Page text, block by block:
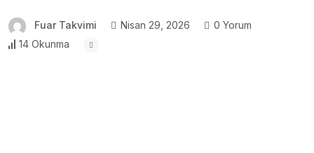
Fuar Takvimi Nisan 29, 2026
0 Yorum
14 Okunma